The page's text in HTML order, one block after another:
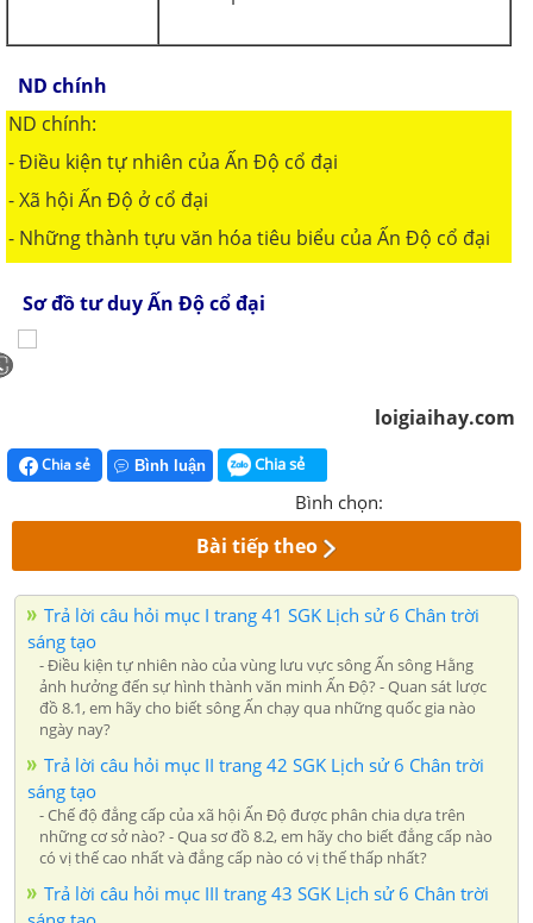
ND chính
ND chính:
- Điều kiện tự nhiên của Ấn Độ cổ đại
- Xã hội Ấn Độ ở cổ đại
- Những thành tựu văn hóa tiêu biểu của Ấn Độ cổ đại
Sơ đồ tư duy Ấn Độ cổ đại
loigiaihay.com
Chia sẻ Bình luận Chia sẻ
Bình chọn:
Bài tiếp theo
Trả lời câu hỏi mục I trang 41 SGK Lịch sử 6 Chân trời
sáng tạo
- Điều kiện tự nhiên nào của vùng lưu vực sông Ấn sông Hằng
ảnh hưởng đến sự hình thành văn minh Ấn Độ? - Quan sát lược
đồ 8.1, em hãy cho biết sông Ấn chạy qua những quốc gia nào
ngày nay?
Trả lời câu hỏi mục II trang 42 SGK Lịch sử 6 Chân trời
sáng tạo
- Chế độ đẳng cấp của xã hội Ấn Độ được phân chia dựa trên
những cơ sở nào? - Qua sơ đồ 8.2, em hãy cho biết đẳng cấp nào
có vị thế cao nhất và đẳng cấp nào có vị thế thấp nhất?
Trả lời câu hỏi mục III trang 43 SGK Lịch sử 6 Chân trời